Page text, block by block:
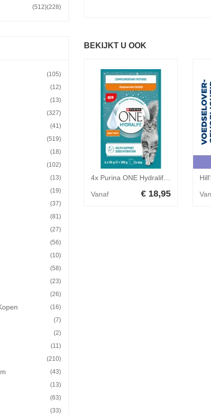
(228)
(512)
(105)
(12)
(13)
(327)
(41)
(519)
(18)
(102)
(13)
(19)
(37)
(81)
(27)
(56)
(10)
(58)
(23)
(26)
(16)
(7)
(2)
(11)
(210)
(43)
(13)
(63)
(33)
BEKIJKT U OOK
4x Purina ONE Hydralife Kattenvoer Nat Adult Pouch Kip 6 x 50 gr
Vanaf € 18,95